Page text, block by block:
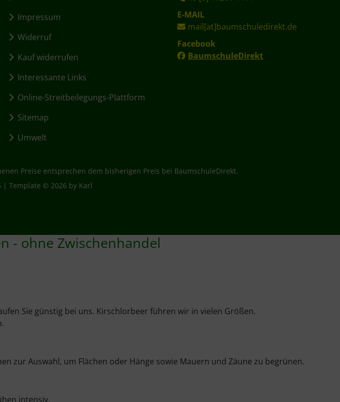
Impressum
Widerruf
Kauf widerrufen
Interessante Links
Online-Streitbeilegungs-Plattform
Sitemap
Umwelt
E-MAIL
mail[at]baumschuledirekt.de
Facebook
BaumschuleDirekt
Preise entsprechen dem bisherigen Preis bei BaumschuleDirekt.
| Template © 2026 by Karl
- ohne Zwischenhandel
Sie günstig bei uns. Kirschlorbeer führen wir in vielen Größen.
zur Auswahl, um Flächen oder Hänge sowie Mauern und Zäune zu begrünen.
intensiv.